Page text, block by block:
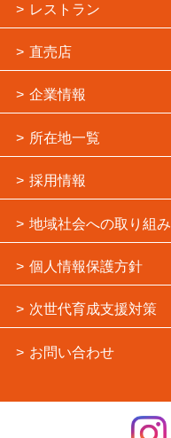
レストラン
直売店
企業情報
所在地一覧
採用情報
地域社会への取り組み
個人情報保護方針
次世代育成支援対策
お問い合わせ